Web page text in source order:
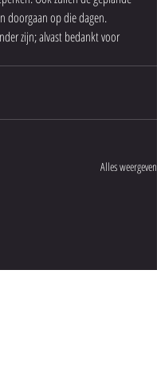
doorgaan op die dagen.
zijn; alvast bedankt voor
Alles weergeven